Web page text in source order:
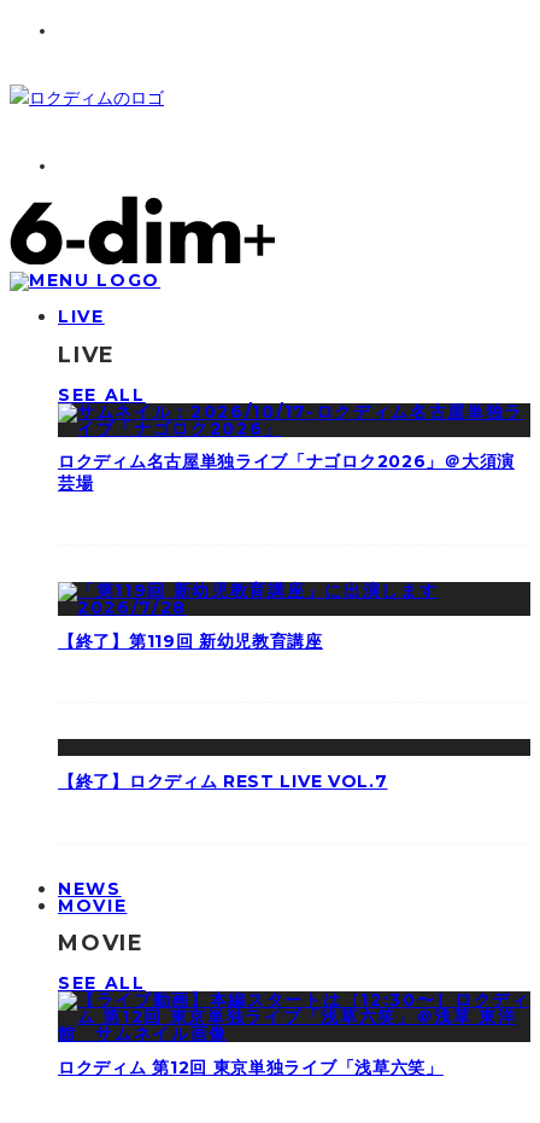
LIVE
LIVE
SEE ALL
ロクディム名古屋単独ライブ「ナゴロク2026」＠大須演
芸場
【終了】第119回 新幼児教育講座
【終了】ロクディム REST LIVE VOL.7
NEWS
MOVIE
MOVIE
SEE ALL
ロクディム 第12回 東京単独ライブ「浅草六笑」